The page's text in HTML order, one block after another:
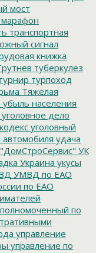
мост
марафон
транспортная
сигнал
книжка
туберкулез
турпоход
Тяжелая
убыль населения
уголовное дело
уголовный
автомобиля удача
УК
Украина укусы
УМВД по ЕАО
по ЕАО
по
управление
управление по